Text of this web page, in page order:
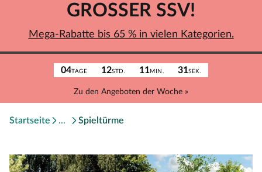
04TAGE 12STD. 11MIN. 31SEK.
Zu den Angeboten der Woche »
GROSSER SSV!
Mega-Rabatte bis 65 % in vielen Kategorien.
Startseite Spieltürme